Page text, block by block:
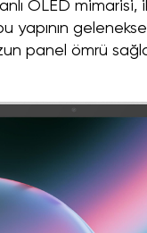
OLED mimarisi,
yapının
panel ömrü